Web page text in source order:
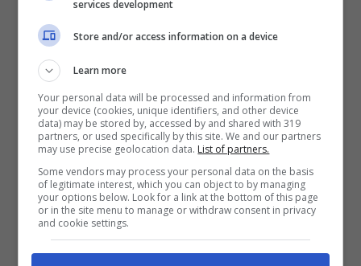
Debiti (foto Adobestock)
LEGGI ANCHE:Incidente d’auto avendo
torto, come riparare la nostra auto senza
spendere nulla
services development
Store and/or access information on a device
Learn more
Your personal data will be processed and information from
your device (cookies, unique identifiers, and other device
data) may be stored by, accessed by and shared with 319
partners, or used specifically by this site. We and our partners
may use precise geolocation data. List of partners.
Some vendors may process your personal data on the basis
of legitimate interest, which you can object to by managing
your options below. Look for a link at the bottom of this page
or in the site menu to manage or withdraw consent in privacy
and cookie settings.